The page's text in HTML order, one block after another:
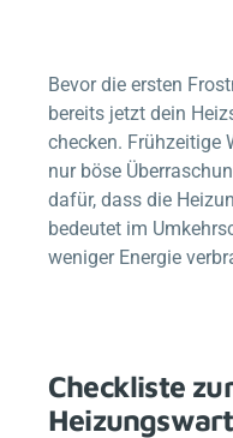
Bevor die ersten
bereits jetzt dein
checken. Frühzeitige
nur böse
dafür, dass die
bedeutet im
weniger Energie
Checkliste